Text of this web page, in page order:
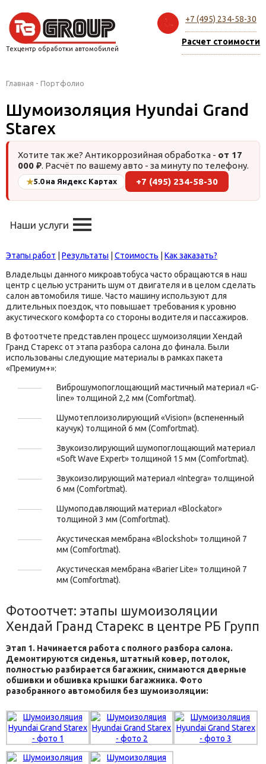
Техцентр обработки автомобилей
+7 (495) 234-58-30
Расчет стоимости
Главная - Портфолио
Шумоизоляция Hyundai Grand
Starex
Хотите так же? Антикоррозийная обработка - от 17
000 ₽. Расчёт по вашему авто - за минуту по телефону.
★5.0 на Яндекс Картах +7 (495) 234-58-30
Наши услуги
Этапы работ Результаты Стоимость
Как заказать?
Владельцы данного микроавтобуса часто обращаются в наш
центр с целью устранить шум от двигателя и в целом сделать
салон автомобиля тише. Часто машину используют для
длительных поездок, что повышает требования к уровню
акустического комфорта со стороны водителя и пассажиров.
В фотоотчете представлен процесс шумоизоляции Хендай
Гранд Старекс от этапа разбора салона до финала. Были
использованы следующие материалы в рамках пакета
«Премиум+»:
Виброшумопоглощающий мастичный материал «G-
line» толщиной 2,2 мм (Comfortmat).
Шумотеплоизолирующий «Vision» (вспененный
каучук) толщиной 6 мм (Comfortmat).
Звукоизолирующий шумопоглощающий материал
«Soft Wave Expert» толщиной 15 мм (Comfortmat).
Звукоизолирующий материал «Integra» толщиной
6 мм (Comfortmat).
Шумоподавляющий материал «Blockator»
толщиной 3 мм (Comfortmat).
Акустическая мембрана «Blockshot» толщиной 7
мм (Comfortmat).
Акустическая мембрана «Barier Lite» толщиной 7
мм (Comfortmat).
Фотоотчет: этапы шумоизоляции
Хендай Гранд Старекс в центре РБ Групп
Этап 1. Начинается работа с полного разбора салона.
Демонтируются сиденья, штатный ковер, потолок,
полностью разбирается багажник, снимаются дверные
обшивки и обшивка крышки багажника. Фото
разобранного автомобиля без шумоизоляции: